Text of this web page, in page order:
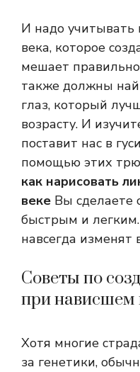
И надо учитывать
века, которое
мешает
также должны
глаз, который
возрасту. И
поставит нас в
помощью этих
как нарисовать
веке Вы сделаете
быстрым и
навсегда
Советы по
при нависшем
Хотя многие
за генетики,